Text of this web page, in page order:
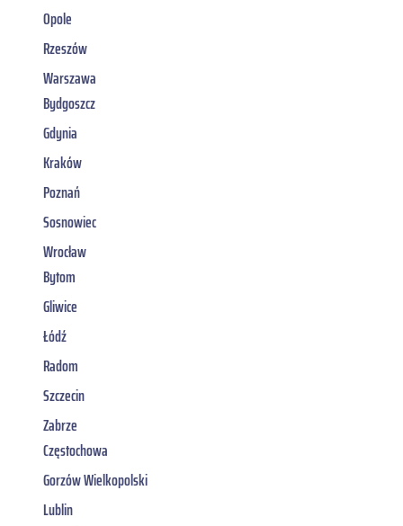
Opole
Rzeszów
Warszawa
Bydgoszcz
Gdynia
Kraków
Poznań
Sosnowiec
Wrocław
Bytom
Gliwice
Łódź
Radom
Szczecin
Zabrze
Częstochowa
Gorzów Wielkopolski
Lublin